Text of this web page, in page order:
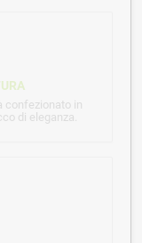
confezionato in
di eleganza.